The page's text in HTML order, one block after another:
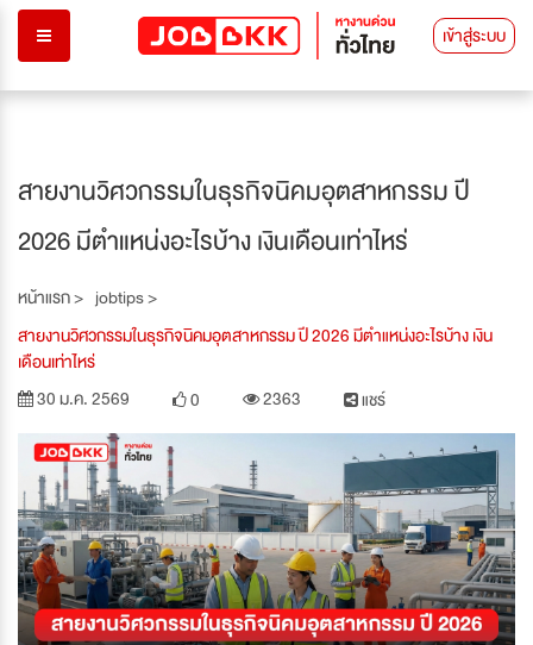
เข้าสู่ระบบ
สายงานวิศวกรรมในธุรกิจนิคมอุตสาหกรรม ปี
2026 มีตำแหน่งอะไรบ้าง เงินเดือนเท่าไหร่
หน้าแรก > jobtips >
สายงานวิศวกรรมในธุรกิจนิคมอุตสาหกรรม ปี 2026 มีตำแหน่งอะไรบ้าง เงิน
เดือนเท่าไหร่
30 ม.ค. 2569
0 2363 แชร์